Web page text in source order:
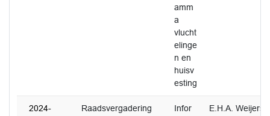
amm
a
vlucht
elinge
n en
huisv
esting
2024-
Raadsvergadering
Infor
E.H.A. Weijers